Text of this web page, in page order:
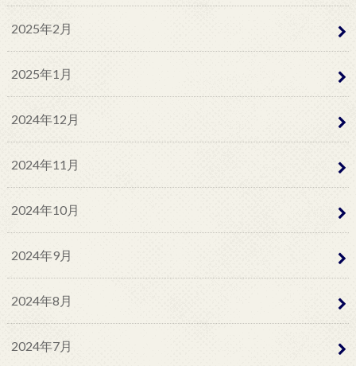
2025年2月
2025年1月
2024年12月
2024年11月
2024年10月
2024年9月
2024年8月
2024年7月